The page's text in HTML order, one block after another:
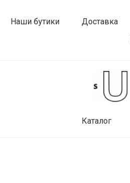
Наши бутики Доставка
Каталог